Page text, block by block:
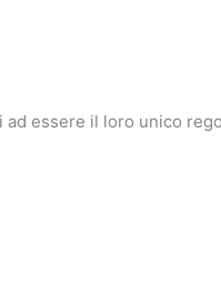
ad essere il loro unico